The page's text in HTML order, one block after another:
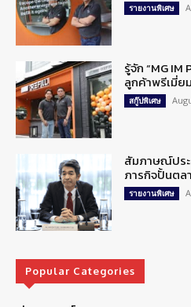
รายงานพิเศษ
รู้จัก “MG
ลูกค้าพรีเมี่ย
สกู๊ปพิเศษ
สัมภาษณ์ปร
ภารกิจปั้นตล
รายงานพิเศษ
Popular Categories